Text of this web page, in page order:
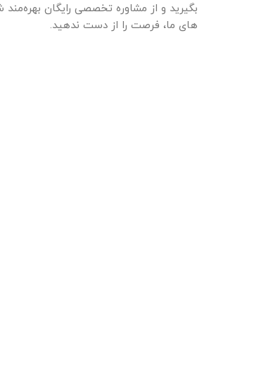
بگیرید و از مشاوره تخصصی رایگان
های ما، فرصت را از دست ندهید.